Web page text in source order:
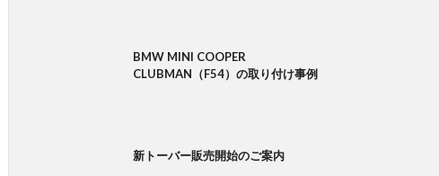
BMW MINI COOPER
CLUBMAN（F54）の取り付け事例
新トーバー販売開始のご案内